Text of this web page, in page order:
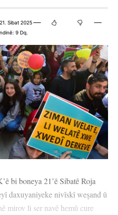
Sibat 2025
9 Dq.
bi boneya 21’ê Sibatê Roja
daxuyaniyeke nivîskî weşand û
mirov li ser navê hemû cure